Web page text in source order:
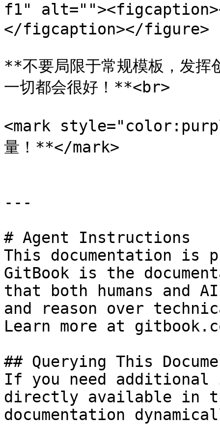
f1"
</figcaption></figure>
**不要局限于常规模板，发挥
一切都会很好！**<br>
<mark
量！**</mark>
---
# Agent Instructions
This documentation is
GitBook is the
that both humans and
and reason over
Learn more at
## Querying This
If you need
directly available in
documentation